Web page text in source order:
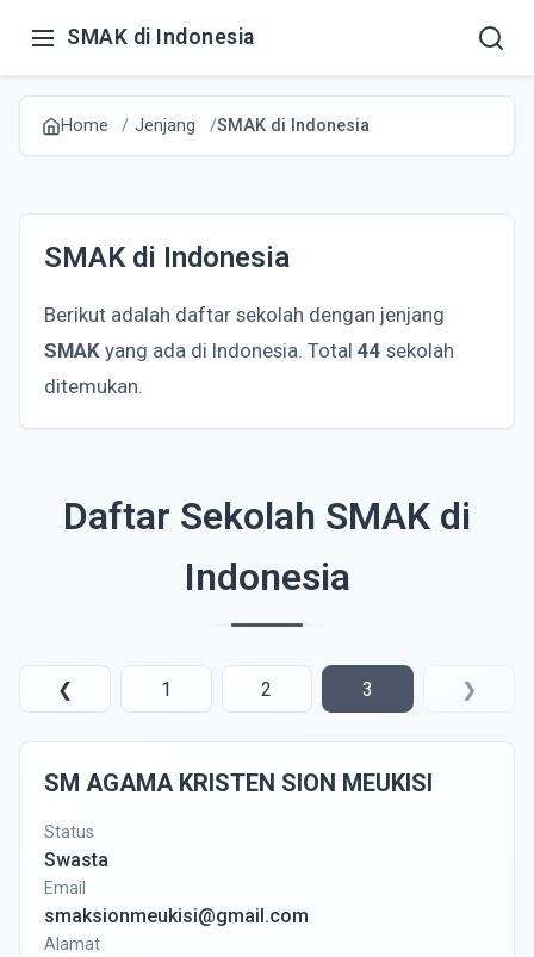
SMAK di Indonesia
Home Jenjang SMAK di Indonesia
SMAK di Indonesia
Berikut adalah daftar sekolah dengan jenjang
SMAK yang ada di Indonesia. Total 44 sekolah
ditemukan.
Daftar Sekolah SMAK di
Indonesia
❮ 1 2 3 ❯
SM AGAMA KRISTEN SION MEUKISI
Status
Swasta
Email
smaksionmeukisi@gmail.com
Alamat